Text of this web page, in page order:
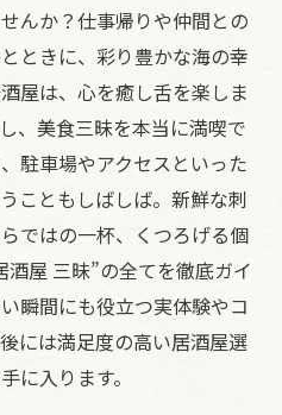
んか？仕事帰りや仲間との
ときに、彩り豊かな海の幸
屋は、心を癒し舌を楽しま
、美食三昧を本当に満喫で
駐車場やアクセスといった
こともしばしば。新鮮な刺
ではの一杯、くつろげる個
屋 三昧”の全てを徹底ガイ
瞬間にも役立つ実体験やコ
には満足度の高い居酒屋選
に入ります。